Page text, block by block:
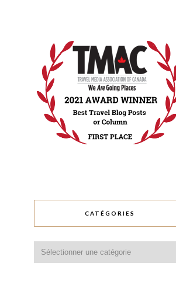
CATÉGORIES